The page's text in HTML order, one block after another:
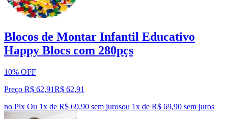
Blocos de Montar Infantil Educativo
Happy Blocs com 280pçs
10% OFF
Preço R$ 62,91R$ 62,91
no Pix Ou 1x de R$ 69,90 sem jurosou 1x de R$ 69,90 sem juros